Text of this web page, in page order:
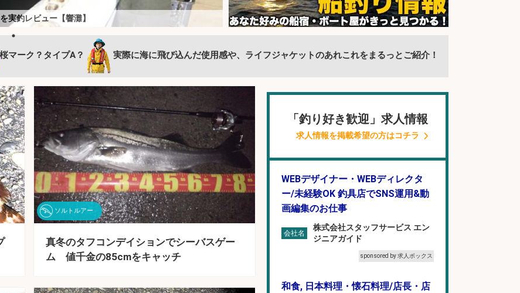
実釣レビュー【響灘】
ロが実釣検証＆キャンプ飯も満喫
速10mの中で1日船釣りをしてみた
い？ 3種の保存方法を徹底検証
｜コスパ最強の一本と”後悔しない選び方”（2026年最
を連打【長崎】ランガンでサラシを攻略！
ルロッドでケンサキイカを攻略【福井】
クルと電動バッテリーがキモ？
カリ電解水を使ってみたら衝撃の結果に
ッシングベルトを愛用する理由とは
トメディアプラットフォーム」に新規参画
ろ情報をお届け！
桜マーク？タイプA？ 実際に海に飛び込んだ使用感や、ライフジャケットのあれこれをまるっとご紹介！
ソルトルアー
真冬のタフコンデイションでシーバスゲー
ム 値千金の85cmをキャッチ
「釣り好き歓迎」求人情報
求人情報を掲載希望の方はコチラ
WEBデザイナー・WEBディレクタ
ー/未経験OK 釣具店でSNS運用&動
画編集のお仕事
会社名
株式会社スタッフサービス エン
ジニアガイド
sponsored by 求人ボックス
和食, 日本料理・懐石料理/店長・店